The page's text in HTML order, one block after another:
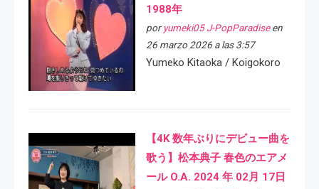
1988年
por yumeki05 J-PopParadiseen
26 marzo 2026 a las 3:57
Yumeko Kitaoka / Koigokoro
【4K 数年ぶりにデビュー曲を
歌う】松本典子 春色のエアメ
ール O.A. 2024 年 02月 17日